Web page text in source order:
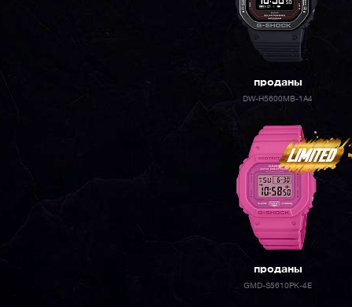
проданы
DW-H5600MB-1A4
проданы
GMD-S5610PK-4E